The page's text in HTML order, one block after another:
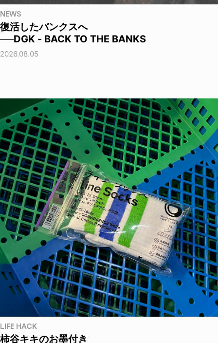
NEWS
復活したバンクスへ
──DGK - BACK TO THE BANKS
2026.08.05
LIFE HACK
柿谷キキのお墨付き